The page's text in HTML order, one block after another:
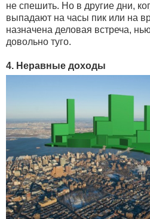
не спешить. Но в другие дни,
выпадают на часы пик или на
назначена деловая встреча,
довольно туго.
4. Неравные доходы